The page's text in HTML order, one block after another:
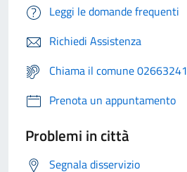
Leggi le domande frequenti
Richiedi Assistenza
Chiama il comune 02663241
Prenota un appuntamento
Problemi in città
Segnala disservizio